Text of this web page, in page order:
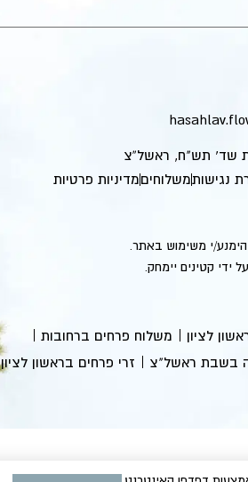
נגישותמשלוחיםמדיניות פרטיות
י משימוש באתר.
לציון
משלוח פרחים ברחובות
בשבת ראשל"צ
זרי פרחים בראשון לציון